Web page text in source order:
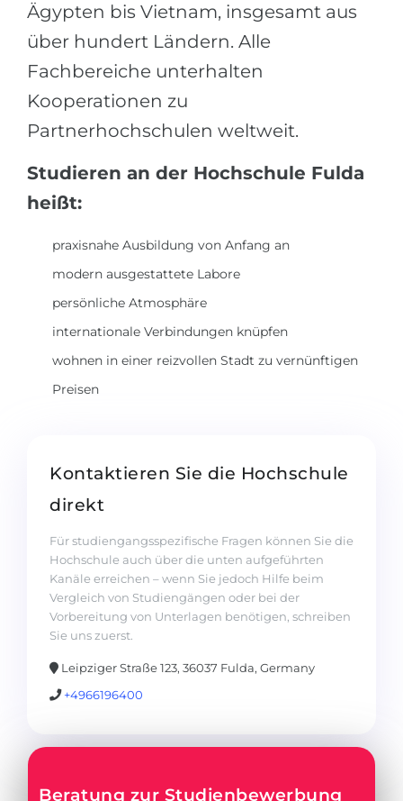
Ägypten bis Vietnam, insgesamt aus
über hundert Ländern. Alle
Fachbereiche unterhalten
Kooperationen zu
Partnerhochschulen weltweit.
Studieren an der Hochschule Fulda
heißt:
praxisnahe Ausbildung von Anfang an
modern ausgestattete Labore
persönliche Atmosphäre
internationale Verbindungen knüpfen
wohnen in einer reizvollen Stadt zu vernünftigen
Preisen
Kontaktieren Sie die Hochschule
direkt
Für studiengangsspezifische Fragen können Sie die
Hochschule auch über die unten aufgeführten
Kanäle erreichen – wenn Sie jedoch Hilfe beim
Vergleich von Studiengängen oder bei der
Vorbereitung von Unterlagen benötigen, schreiben
Sie uns zuerst.
Leipziger Straße 123, 36037 Fulda, Germany
+4966196400
Beratung zur Studienbewerbung